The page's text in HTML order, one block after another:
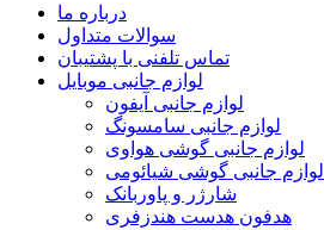
درباره ما
سوالات متداول
تماس تلفنی با پشتیبان
لوازم جانبی موبایل
لوازم جانبی آیفون
لوازم جانبی سامسونگ
لوازم جانبی گوشی هواوی
لوازم جانبی گوشی شیائومی
شارژر و پاوربانک
هدفون هدست هندزفری